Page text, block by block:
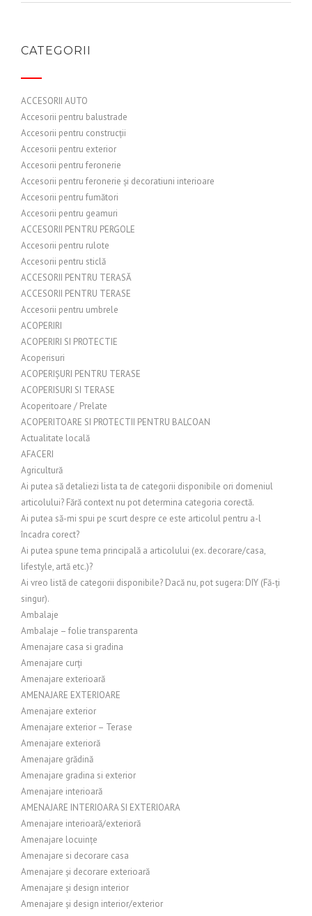
CATEGORII
ACCESORII AUTO
Accesorii pentru balustrade
Accesorii pentru construcții
Accesorii pentru exterior
Accesorii pentru feronerie
Accesorii pentru feronerie și decoratiuni interioare
Accesorii pentru fumători
Accesorii pentru geamuri
ACCESORII PENTRU PERGOLE
Accesorii pentru rulote
Accesorii pentru sticlă
ACCESORII PENTRU TERASĂ
ACCESORII PENTRU TERASE
Accesorii pentru umbrele
ACOPERIRI
ACOPERIRI SI PROTECTIE
Acoperisuri
ACOPERIȘURI PENTRU TERASE
ACOPERISURI SI TERASE
Acoperitoare / Prelate
ACOPERITOARE SI PROTECTII PENTRU BALCOAN
Actualitate locală
AFACERI
Agricultură
Ai putea să detaliezi lista ta de categorii disponibile ori domeniul
articolului? Fără context nu pot determina categoria corectă.
Ai putea să-mi spui pe scurt despre ce este articolul pentru a-l
încadra corect?
Ai putea spune tema principală a articolului (ex. decorare/casa,
lifestyle, artă etc.)?
Ai vreo listă de categorii disponibile? Dacă nu, pot sugera: DIY (Fă-ți
singur).
Ambalaje
Ambalaje – folie transparenta
Amenajare casa si gradina
Amenajare curți
Amenajare exterioară
AMENAJARE EXTERIOARE
Amenajare exterior
Amenajare exterior – Terase
Amenajare exterioră
Amenajare grădină
Amenajare gradina si exterior
Amenajare interioară
AMENAJARE INTERIOARA SI EXTERIOARA
Amenajare interioară/exterioră
Amenajare locuințe
Amenajare si decorare casa
Amenajare și decorare exterioară
Amenajare și design interior
Amenajare și design interior/exterior